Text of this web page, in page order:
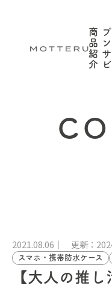
商
品
紹
介
2021.08.06 更新：
スマホ・携帯防水ケース
【大人の推